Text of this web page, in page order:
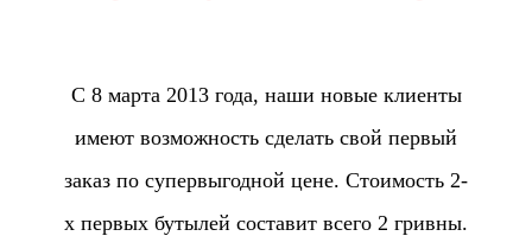
С 8 марта 2013 года, наши новые клиенты
имеют возможность сделать свой первый
заказ по супервыгодной цене. Стоимость 2-
х первых бутылей составит всего 2 гривны.